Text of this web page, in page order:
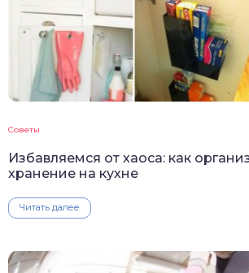
Советы
Избавляемся от хаоса: как
хранение на кухне
Читать далее